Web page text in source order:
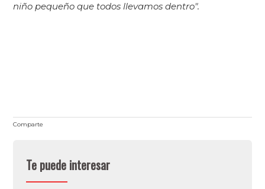
niño pequeño que todos llevamos dentro".
Comparte
Te puede interesar